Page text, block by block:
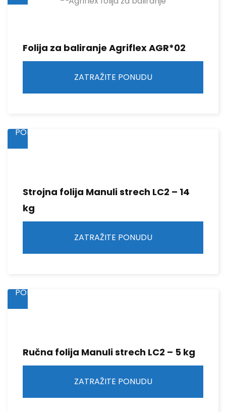
Folija za baliranje Agriflex AGR*02
ZATRAŽITE PONUDU
PONUDU
Strojna folija Manuli strech LC2 – 14
kg
ZATRAŽITE PONUDU
PONUDU
Ručna folija Manuli strech LC2 – 5 kg
ZATRAŽITE PONUDU